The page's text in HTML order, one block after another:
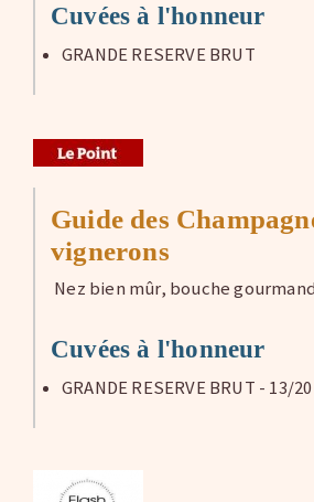
Cuvées à l'honneur
GRANDE RESERVE BRUT
Guide des
vignerons
Nez bien mûr, bouche
Cuvées à l'honneur
GRANDE RESERVE BRUT - 13/20